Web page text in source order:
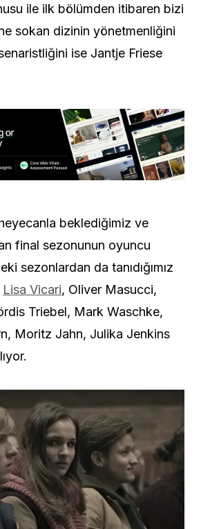
ile ilk bölümden itibaren bizi
sokan dizinin yönetmenliğini
ise Jantje Friese
beklediğimiz ve
final sezonunun oyuncu
sezonlardan da tanıdığımız
Lisa Vicari, Oliver Masucci,
Triebel, Mark Waschke,
Moritz Jahn, Julika Jenkins